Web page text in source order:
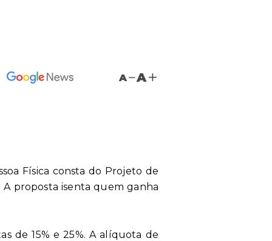
A A
Física consta do Projeto de
proposta isenta quem ganha
de 15% e 25%. A alíquota de